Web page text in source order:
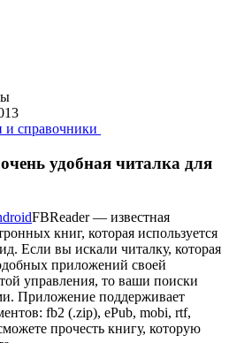
и справочники
удобная читалка для
FBReader — известная
книг, которая используется
Если вы искали читалку, которая
приложений своей
управления, то ваши поиски
Приложение поддерживает
fb2 (.zip), ePub, mobi, rtf,
прочесть книгу, которую